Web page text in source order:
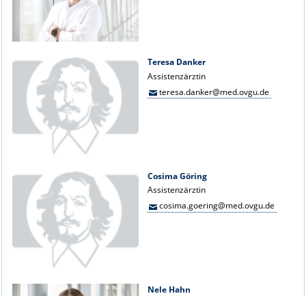
Teresa Danker
Assistenzärztin
teresa.danker@med.ovgu.de
Cosima Göring
Assistenzärztin
cosima.goering@med.ovgu.de
Nele Hahn